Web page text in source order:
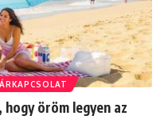
öröm legyen az